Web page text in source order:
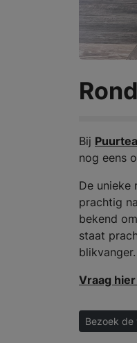
Bij
nog eens
De unieke
prachtig
bekend
staat
blikvanger.
Vraag
Bezoek de